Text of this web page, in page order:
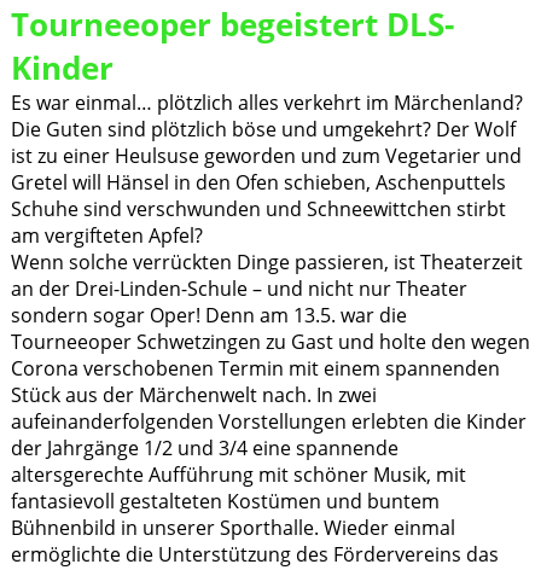
Tourneeoper begeistert DLS-
Kinder
Es war einmal… plötzlich alles verkehrt im Märchenland?
Die Guten sind plötzlich böse und umgekehrt? Der Wolf
ist zu einer Heulsuse geworden und zum Vegetarier und
Gretel will Hänsel in den Ofen schieben, Aschenputtels
Schuhe sind verschwunden und Schneewittchen stirbt
am vergifteten Apfel?
Wenn solche verrückten Dinge passieren, ist Theaterzeit
an der Drei-Linden-Schule – und nicht nur Theater
sondern sogar Oper! Denn am 13.5. war die
Tourneeoper Schwetzingen zu Gast und holte den wegen
Corona verschobenen Termin mit einem spannenden
Stück aus der Märchenwelt nach. In zwei
aufeinanderfolgenden Vorstellungen erlebten die Kinder
der Jahrgänge 1/2 und 3/4 eine spannende
altersgerechte Aufführung mit schöner Musik, mit
fantasievoll gestalteten Kostümen und buntem
Bühnenbild in unserer Sporthalle. Wieder einmal
ermöglichte die Unterstützung des Fördervereins das